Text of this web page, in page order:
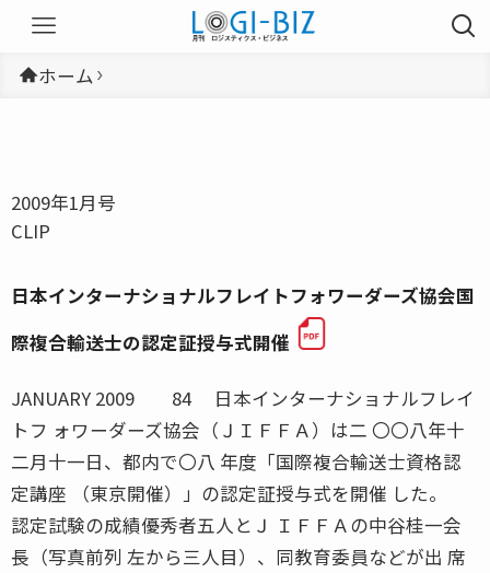
ホーム
2009年1月号
CLIP
日本インターナショナルフレイトフォワーダーズ協会国
際複合輸送士の認定証授与式開催
JANUARY 2009 84 日本インターナショナルフレイ
トフ ォワーダーズ協会（ＪＩＦＦＡ）は二 〇〇八年十
二月十一日、都内で〇八 年度「国際複合輸送士資格認
定講座 （東京開催）」の認定証授与式を開催 した。
認定試験の成績優秀者五人とＪ ＩＦＦＡの中谷桂一会
長（写真前列 左から三人目）、同教育委員などが出 席